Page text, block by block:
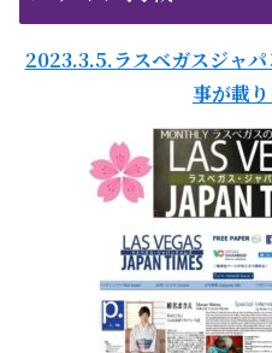
2023.3.5.ラスベガスジャ
事が載り